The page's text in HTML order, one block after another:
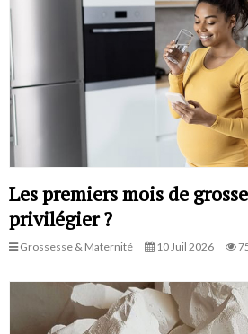
Les premiers mois de
privilégier ?
Grossesse & Maternité 10 Juil 2026